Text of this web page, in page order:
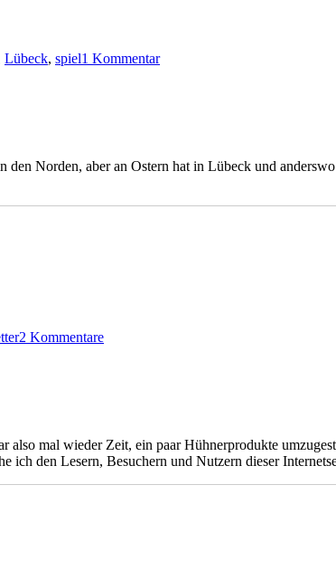
Lübeck, spiel1 KommentarAdresse
Norden, aber an Ostern hat in Lübeck und
2 Kommentare2008
also mal wieder Zeit, ein paar Hühnerprodukte
ich den Lesern, Besuchern und Nutzern dieser